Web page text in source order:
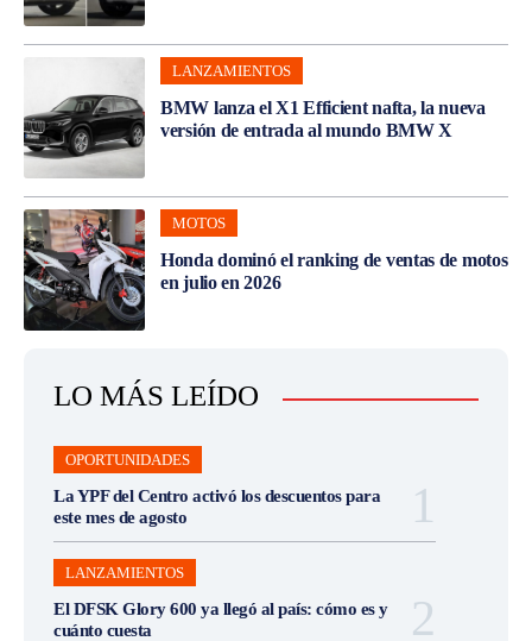
LANZAMIENTOS
BMW lanza el X1 Efficient nafta, la nueva
versión de entrada al mundo BMW X
MOTOS
Honda dominó el ranking de ventas de motos
en julio en 2026
LO MÁS LEÍDO
OPORTUNIDADES
La YPF del Centro activó los descuentos para
este mes de agosto
LANZAMIENTOS
El DFSK Glory 600 ya llegó al país: cómo es y
cuánto cuesta